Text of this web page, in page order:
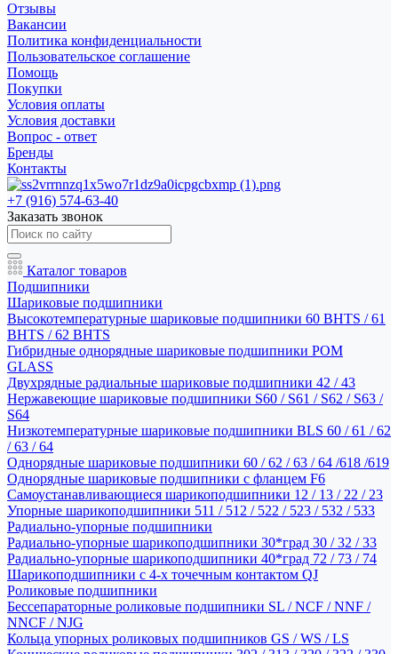
Отзывы
Вакансии
Политика конфиденциальности
Пользовательское соглашение
Помощь
Покупки
Условия оплаты
Условия доставки
Вопрос - ответ
Бренды
Контакты
+7 (916) 574-63-40
Заказать звонок
Каталог товаров
Подшипники
Шариковые подшипники
Высокотемпературные шариковые подшипники 60 BHTS / 61
BHTS / 62 BHTS
Гибридные однорядные шариковые подшипники POM
GLASS
Двухрядные радиальные шариковые подшипники 42 / 43
Нержавеющие шариковые подшипники S60 / S61 / S62 / S63 /
S64
Низкотемпературные шариковые подшипники BLS 60 / 61 / 62
/ 63 / 64
Однорядные шариковые подшипники 60 / 62 / 63 / 64 /618 /619
Однорядные шариковые подшипники с фланцем F6
Самоустанавливающиеся шарикоподшипники 12 / 13 / 22 / 23
Упорные шарикоподшипники 511 / 512 / 522 / 523 / 532 / 533
Радиально-упорные подшипники
Радиально-упорные шарикоподшипники 30*град 30 / 32 / 33
Радиально-упорные шарикоподшипники 40*град 72 / 73 / 74
Шарикоподшипники с 4-х точечным контактом QJ
Роликовые подшипники
Бессепараторные роликовые подшипники SL / NCF / NNF /
NNCF / NJG
Кольца упорных роликовых подшипников GS / WS / LS